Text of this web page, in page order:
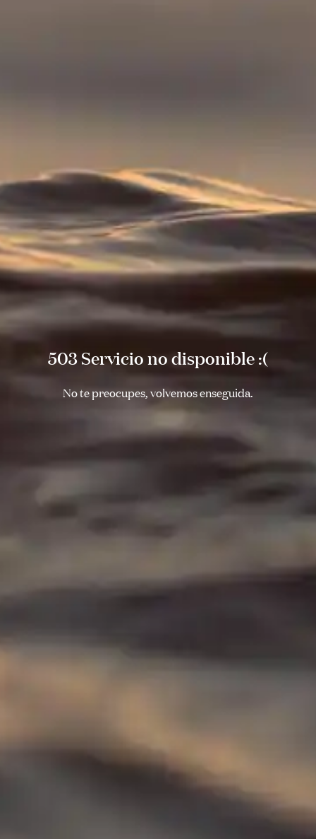
503 Servicio no disponible :(
No te preocupes, volvemos enseguida.